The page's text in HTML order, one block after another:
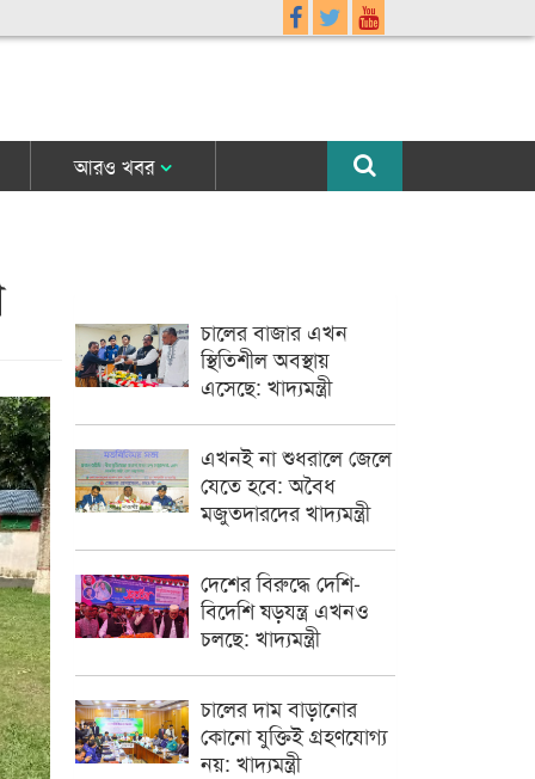
আরও খবর
চালের বাজার এখন
স্থিতিশীল অবস্থায়
এসেছে: খাদ্যমন্ত্রী
এখনই না শুধরালে জেলে
যেতে হবে: অবৈধ
মজুতদারদের খাদ্যমন্ত্রী
দেশের বিরুদ্ধে দেশি-
বিদেশি ষড়যন্ত্র এখনও
চলছে: খাদ্যমন্ত্রী
চালের দাম বাড়ানোর
কোনো যুক্তিই গ্রহণযোগ্য
নয়: খাদ্যমন্ত্রী